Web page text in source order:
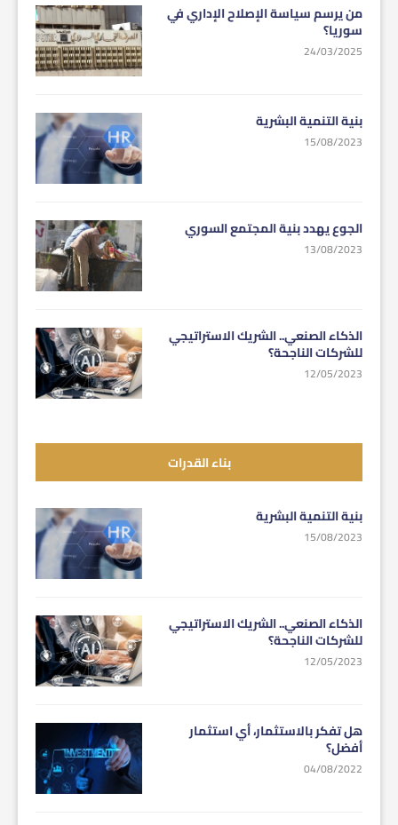
من يرسم سياسة الإصلاح الإداري في
سوريا؟
24/03/2025
بنية التنمية البشرية
15/08/2023
الجوع يهدد بنية المجتمع السوري
13/08/2023
الذكاء الصنعي.. الشريك الاستراتيجي
للشركات الناجحة؟
12/05/2023
بناء القدرات
بنية التنمية البشرية
15/08/2023
الذكاء الصنعي.. الشريك الاستراتيجي
للشركات الناجحة؟
12/05/2023
هل تفكر بالاستثمار، أي استثمار
أفضل؟
04/08/2022